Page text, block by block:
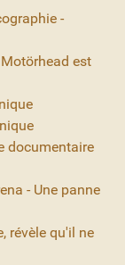
-
est
documentaire
- Une panne
révèle qu'il ne